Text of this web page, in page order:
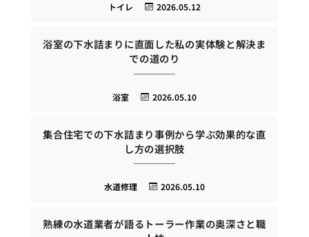
2026.05.12
トイレ
浴室の下水詰まりに直面した私の実体験と解決ま
での道のり
2026.05.10
浴室
集合住宅での下水詰まり事例から学ぶ効果的な直
し方の選択肢
2026.05.10
水道修理
熟練の水道業者が語るトーラー作業の奥深さと職